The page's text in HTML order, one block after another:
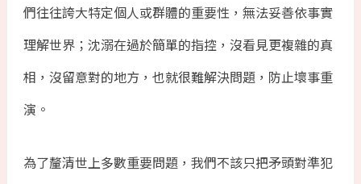
們往往誇大特定個人或群體的重要性，無法妥善依事實
理解世界；沈溺在過於簡單的指控，沒看見更複雜的真
相，沒留意對的地方，也就很難解決問題，防止壞事重
演。
為了釐清世上多數重要問題，我們不該只把矛頭對準犯